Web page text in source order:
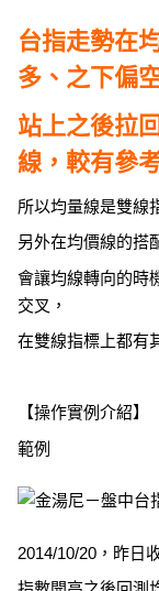
台指走勢在
多、之下偏
站上之後拉
線，較有參
所以均量線是雙線
另外在均價線的搭
會讓均線轉向的時
交叉，
在雙線指標上都有
【操作實例介紹】
範例
2014/10/20，昨日